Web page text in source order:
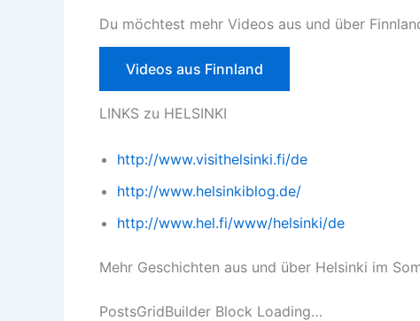
Du möchtest mehr Videos aus und über
Videos aus Finnland
LINKS zu HELSINKI
http://www.visithelsinki.fi/de
http://www.helsinkiblog.de/
http://www.hel.fi/www/helsinki/de
Mehr Geschichten aus und über Helsinki im
PostsGridBuilder Block Loading…